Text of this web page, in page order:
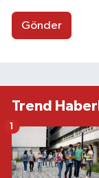
Gönder
Trend
1